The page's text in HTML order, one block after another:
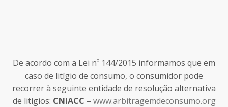
De acordo com a Lei nº 144/2015 informamos que em
caso de litígio de consumo, o consumidor pode
recorrer à seguinte entidade de resolução alternativa
de litígios: CNIACC – www.arbitragemdeconsumo.org